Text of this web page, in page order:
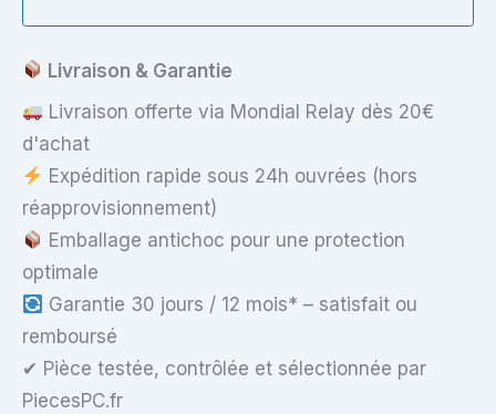
Slim
30
Pins
Mate
Livraison & Garantie
Livraison offerte via Mondial Relay dès 20€
d'achat
Expédition rapide sous 24h ouvrées (hors
réapprovisionnement)
Emballage antichoc pour une protection
optimale
Garantie 30 jours / 12 mois* – satisfait ou
remboursé
✔ Pièce testée, contrôlée et sélectionnée par
PiecesPC.fr